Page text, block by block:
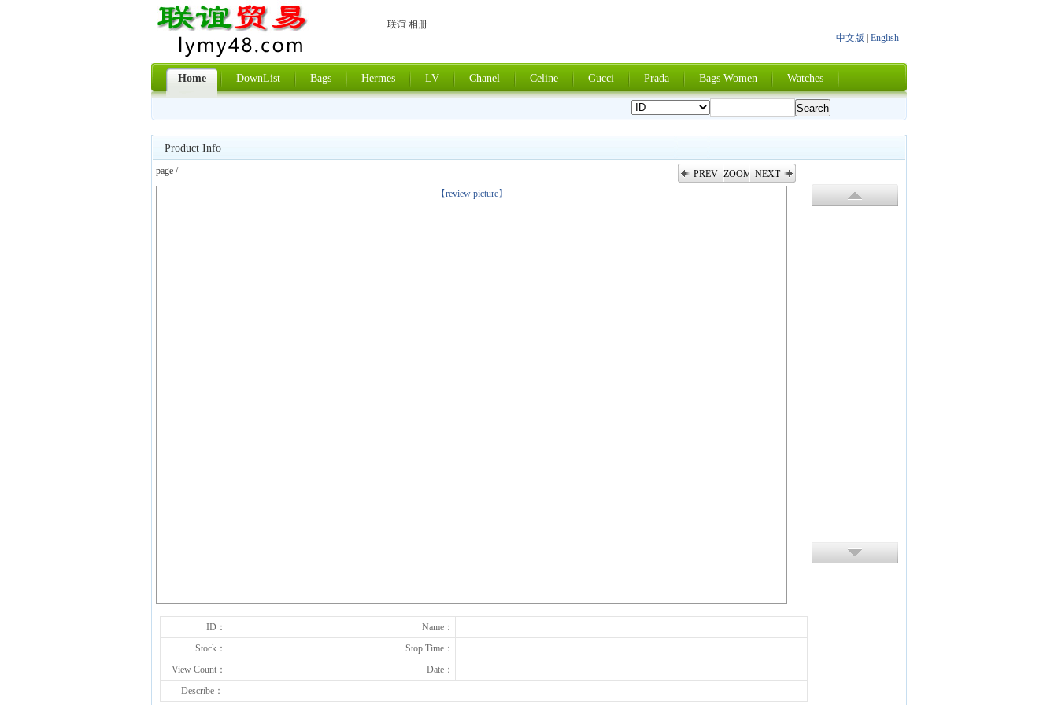
联谊 相册
中文版
English
Home DownList Bags Hermes LV Chanel Celine Gucci Prada Bags Women Watches
Product Info
page / PREV ZOOM NEXT
【review picture】
上一张
ID：
Name：
Stock：
Stop Time：
View Count：
Date：
Describe：